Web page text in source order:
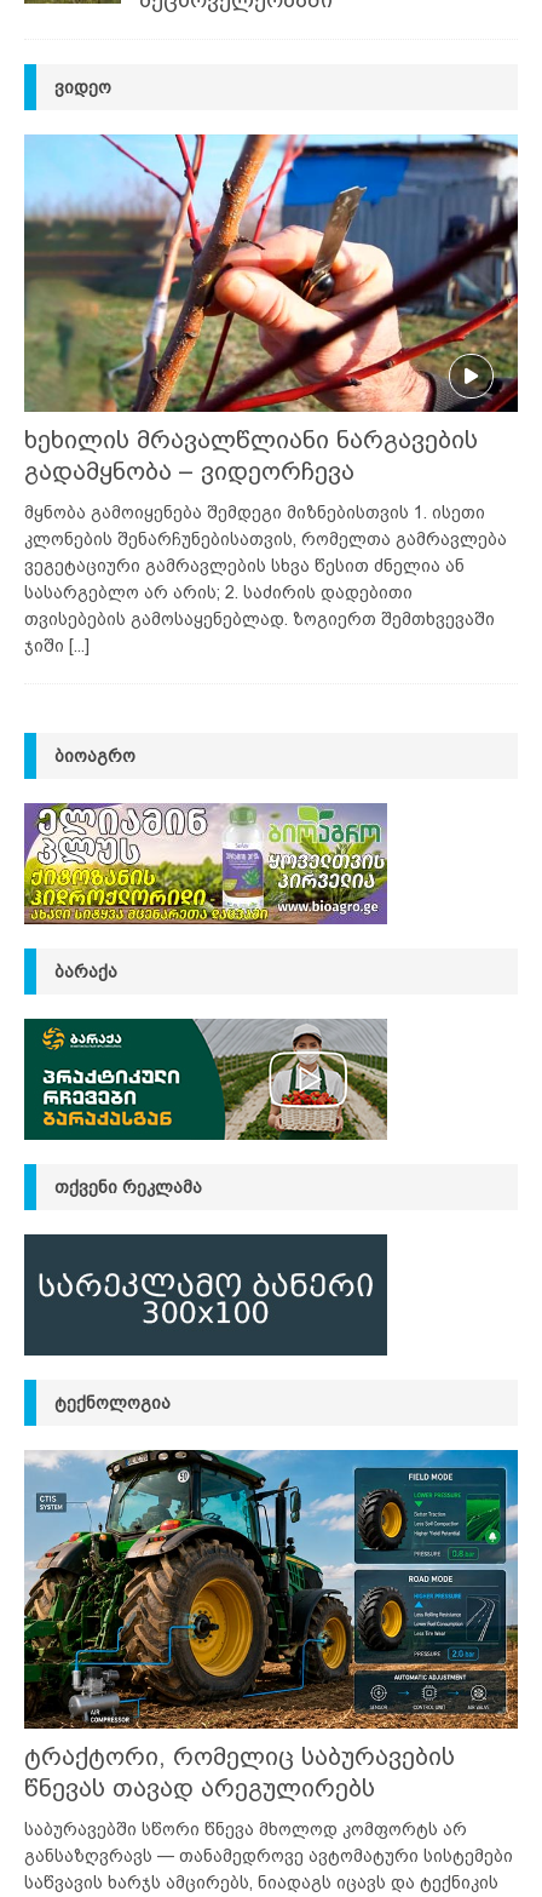
ᲕᲘᲓᲔᲝ
ხეხილის მრავალწლიანი ნარგავების
გადამყნობა – ვიდეორჩევა
მყნობა გამოიყენება შემდეგი მიზნებისთვის 1. ისეთი
კლონების შენარჩუნებისათვის, რომელთა გამრავლება
ვეგეტაციური გამრავლების სხვა წესით ძნელია ან
სასარგებლო არ არის; 2. საძირის დადებითი
თვისებების გამოსაყენებლად. ზოგიერთ შემთხვევაში
ჯიში [...]
ᲑᲘᲝᲐᲒᲠᲝ
ᲑᲐᲠᲐᲥᲐ
ᲗᲥᲕᲔᲜᲘ ᲠᲔᲙᲚᲐᲛᲐ
ᲢᲔᲥᲜᲝᲚᲝᲒᲘᲐ
ტრაქტორი, რომელიც საბურავების
წნევას თავად არეგულირებს
საბურავებში სწორი წნევა მხოლოდ კომფორტს არ
განსაზღვრავს — თანამედროვე ავტომატური სისტემები
საწვავის ხარჯს ამცირებს, ნიადაგს იცავს და ტექნიკის